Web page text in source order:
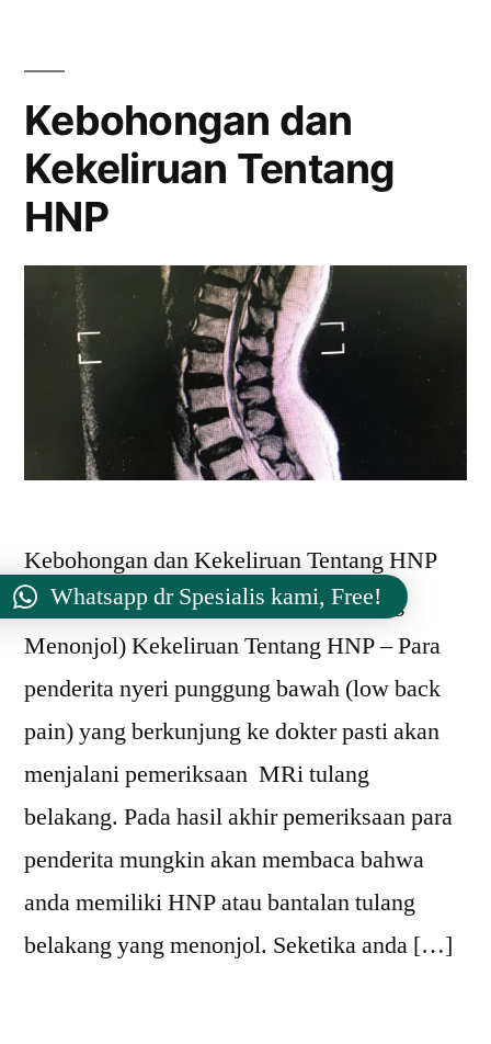
Belakang
Kebohongan dan
Kekeliruan Tentang
HNP
Kebohongan dan Kekeliruan Tentang HNP
(Bantalan Sendi Tulang Belakang Yang
Menonjol) Kekeliruan Tentang HNP – Para
penderita nyeri punggung bawah (low back
pain) yang berkunjung ke dokter pasti akan
menjalani pemeriksaan MRi tulang
belakang. Pada hasil akhir pemeriksaan para
penderita mungkin akan membaca bahwa
anda memiliki HNP atau bantalan tulang
belakang yang menonjol. Seketika anda […]
Whatsapp dr Spesialis kami, Free!